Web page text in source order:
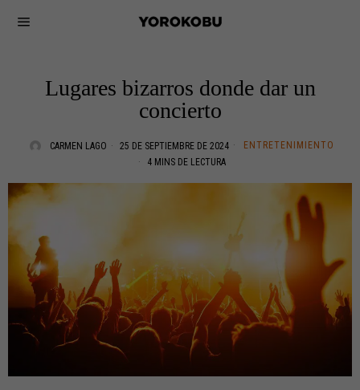
Lugares bizarros donde dar un
concierto
CARMEN LAGO 25 DE SEPTIEMBRE DE 2024
ENTRETENIMIENTO
4 MINS DE LECTURA